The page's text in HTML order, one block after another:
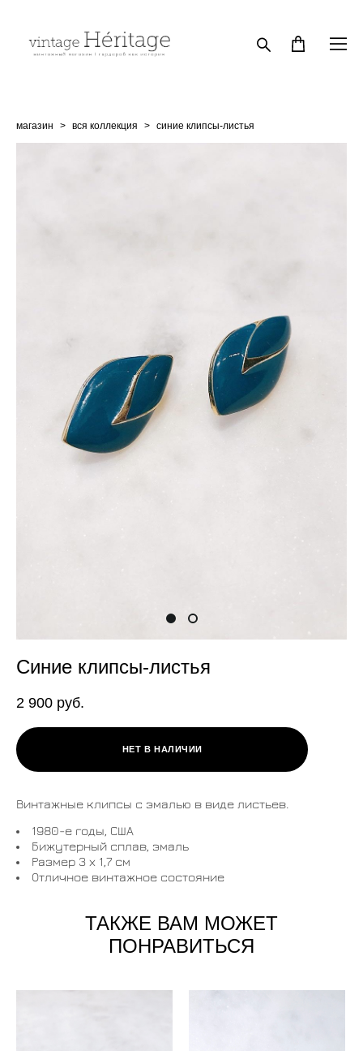
магазин > вся коллекция > синие клипсы-листья
Синие клипсы-листья
2 900 pуб.
НЕТ В НАЛИЧИИ
Винтажные клипсы с эмалью в виде листьев.
1980-е годы, США
Бижутерный сплав, эмаль
Размер 3 х 1,7 см
Отличное винтажное состояние
ТАКЖЕ ВАМ МОЖЕТ
ПОНРАВИТЬСЯ